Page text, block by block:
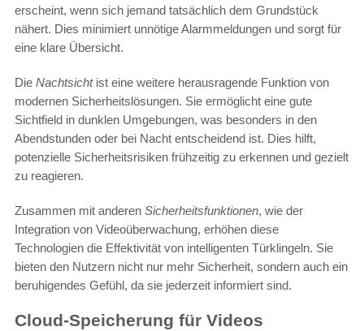
erscheint, wenn sich jemand tatsächlich dem Grundstück
nähert. Dies minimiert unnötige Alarmmeldungen und sorgt für
eine klare Übersicht.
Die Nachtsichtist eine weitere herausragende Funktion von
modernen Sicherheitslösungen. Sie ermöglicht eine gute
Sichtfield in dunklen Umgebungen, was besonders in den
Abendstunden oder bei Nacht entscheidend ist. Dies hilft,
potenzielle Sicherheitsrisiken frühzeitig zu erkennen und gezielt
zu reagieren.
Zusammen mit anderen Sicherheitsfunktionen, wie der
Integration von Videoüberwachung, erhöhen diese
Technologien die Effektivität von intelligenten Türklingeln. Sie
bieten den Nutzern nicht nur mehr Sicherheit, sondern auch ein
beruhigendes Gefühl, da sie jederzeit informiert sind.
Cloud-Speicherung für Videos